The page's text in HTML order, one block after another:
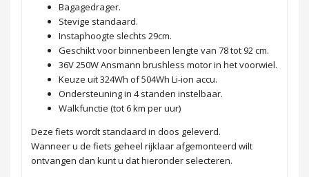
Bagagedrager.
Stevige standaard.
Instaphoogte slechts 29cm.
Geschikt voor binnenbeen lengte van 78 tot 92 cm.
36V 250W Ansmann brushless motor in het voorwiel.
Keuze uit 324Wh of 504Wh Li-ion accu.
Ondersteuning in 4 standen instelbaar.
Walkfunctie (tot 6 km per uur)
Deze fiets wordt standaard in doos geleverd.
Wanneer u de fiets geheel rijklaar afgemonteerd wilt
ontvangen dan kunt u dat hieronder selecteren.